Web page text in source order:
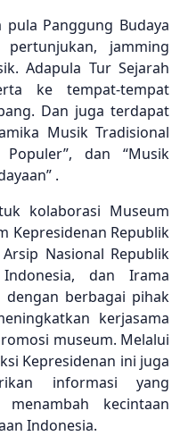
Panggung Budaya
jamming
Adapula Tur Sejarah
ke tempat-tempat
Dan juga terdapat
Musik Tradisional
Populer”, dan “Musik
.
kolaborasi Museum
Kepresidenan Republik
Nasional Republik
dan Irama
dengan berbagai pihak
kerjasama
museum. Melalui
Kepresidenan ini juga
informasi yang
kecintaan
Indonesia.